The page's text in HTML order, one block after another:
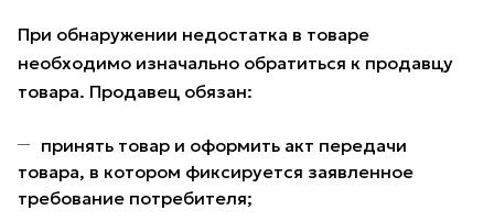
При обнаружении недостатка в товаре
необходимо изначально обратиться к продавцу
товара. Продавец обязан:
принять товар и оформить акт передачи
товара, в котором фиксируется заявленное
требование потребителя;